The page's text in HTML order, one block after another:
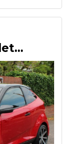
GTI + ABS/ 9 inch tablet brommobiel 45 km